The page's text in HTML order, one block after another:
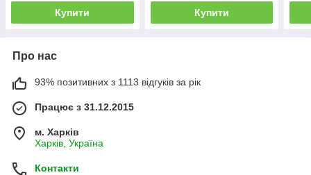
Купити Купити
Про нас
93% позитивних з 1113 відгуків за рік
Працює з 31.12.2015
м. Харків
Харків, Україна
Контакти